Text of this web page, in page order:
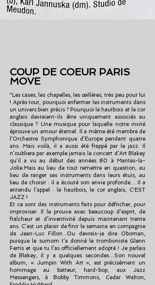
COUP DE COEUR PARIS
MOVE
"Les cases, les chapelles, les œillères, très peu pour lui
! Après tout, pourquoi enfermer les instruments dans
un univers bien précis ? Pourquoi le hautbois et le cor
anglais devraient-ils être uniquement associés au
classique ? Une musique pour laquelle notre invité
éprouve un amour éternel. Il a même été membre de
l’Orchestre Symphonique d’Europe pendant quatre
ans. Mais voilà, il a aussi été frappé par le jazz. Il
n’oubliera par exemple jamais le concert d’Art Blakey
qu’il a vu au début des années 80 à Mantes-la-
Jolie.Mais au lieu de tout remettre en question, au
lieu de ranger ses instruments dans leurs étuis, au
lieu de choisir : il a écouté son envie profonde… Il a
entendu l’appel : le hautbois, le cor anglais, C'EST
JAZZ !
Et ce sont des instruments faits pour défricher, pour
improviser. Il le prouve avec beaucoup d’esprit, de
fraîcheur et d’inventivité depuis maintenant trente
ans. C’est un plaisir de finir la semaine en compagnie
de Jean-Luc Fillon...Ou devrais-je dire Oboman,
puisque le surnom t’a donné le tromboniste Glenn
Ferris et que tu l’as officiellement adopté ! Je parlais
de Blakey, il y a quelques secondes…Son nouvel
album, « Jumpin With Art », est précisément un
hommage au batteur, hard-bop, aux Jazz
Messengers, à Bobby Timmons, Cedar Walton,